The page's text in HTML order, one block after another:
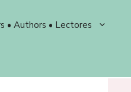
• Authors • Lectores